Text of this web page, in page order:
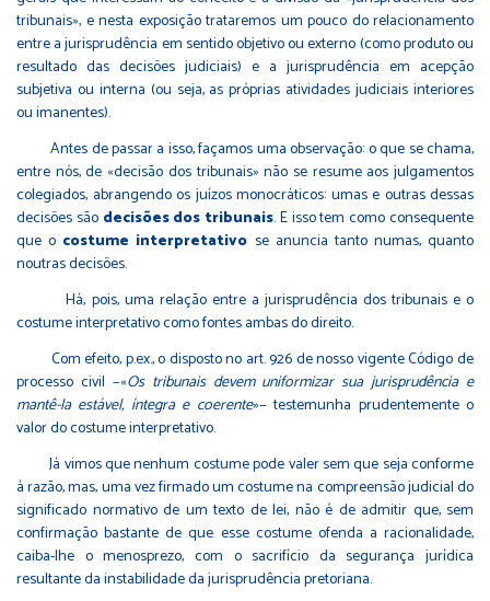
tribunais», e nesta exposição trataremos um pouco do relacionamento
entre a jurisprudência em sentido objetivo ou externo (como produto ou
resultado das decisões judiciais) e a jurisprudência em acepção
subjetiva ou interna (ou seja, as próprias atividades judiciais interiores
ou imanentes).
Antes de passar a isso, façamos uma observação: o que se chama,
entre nós, de «decisão dos tribunais» não se resume aos julgamentos
colegiados, abrangendo os juízos monocráticos: umas e outras dessas
decisões são decisões dos tribunais. E isso tem como consequente
que o costume interpretativo se anuncia tanto numas, quanto
noutras decisões.
Há, pois, uma relação entre a jurisprudência dos tribunais e o
costume interpretativo como fontes ambas do direito.
Com efeito, p.ex., o disposto no art. 926 de nosso vigente Código de
processo civil −«Os tribunais devem uniformizar sua jurisprudência e
mantê-la estável, íntegra e coerente»− testemunha prudentemente o
valor do costume interpretativo.
Já vimos que nenhum costume pode valer sem que seja conforme
à razão, mas, uma vez firmado um costume na compreensão judicial do
significado normativo de um texto de lei, não é de admitir que, sem
confirmação bastante de que esse costume ofenda a racionalidade,
caiba-lhe o menosprezo, com o sacrifício da segurança jurídica
resultante da instabilidade da jurisprudência pretoriana.